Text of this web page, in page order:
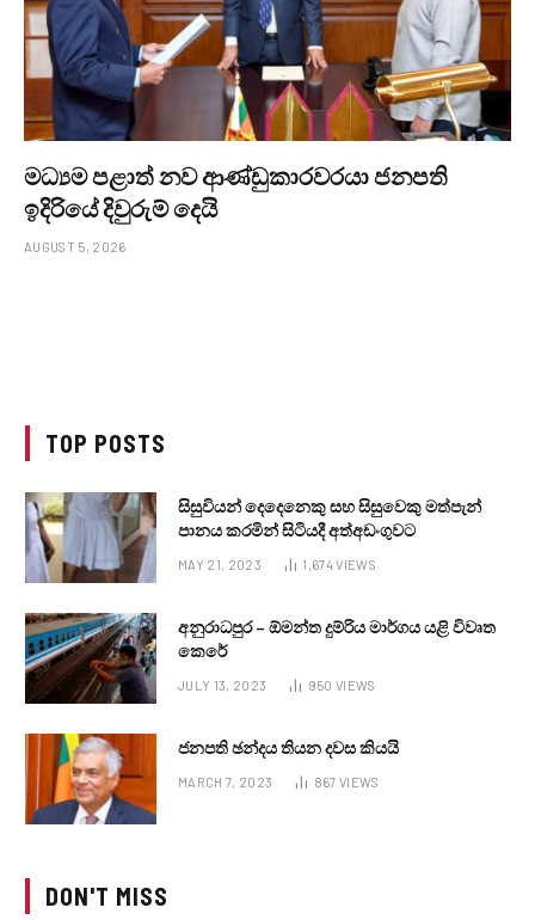
මධ්‍යම පළාත් නව ආණ්ඩුකාරවරයා ජනපති
ඉදිරියේ දිවුරුම් දෙයි
AUGUST 5, 2026
TOP POSTS
සිසුවියන් දෙදෙනෙකු සහ සිසුවෙකු මත්පැන්
පානය කරමින් සිටියදී අත්අඩංගුවට
MAY 21, 2023 1,674VIEWS
අනුරාධපුර – ඕමන්ත දුම්රිය මාර්ගය යළි විවෘත
කෙරේ
JULY 13, 2023 950 VIEWS
ජනපති ඡන්දය තියන දවස කියයි
MARCH 7, 2023 867 VIEWS
DON'T MISS